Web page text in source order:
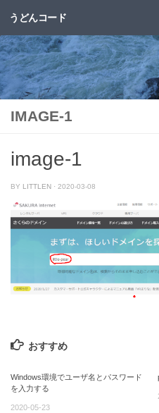
コンテンツへスキップ
うどんコード
IMAGE-1
image-1
BY LITTLEN · 2020-03-08
おすすめ
Windows環境でユーザ名とパスワード
を入力する
2020-05-23